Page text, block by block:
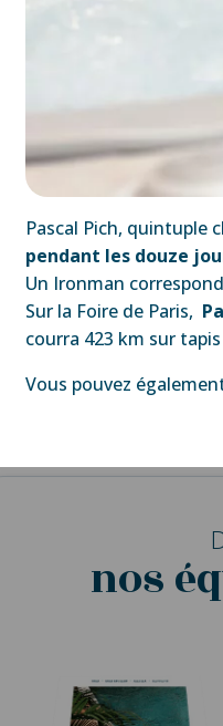
Pascal Pich, quintuple
pendant les douze
Un Ironman
Sur la Foire de Paris,
courra 423 km sur
Vous pouvez
nos